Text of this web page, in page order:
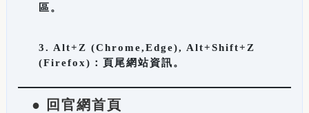
區。
3. Alt+Z (Chrome,Edge), Alt+Shift+Z
(Firefox)：頁尾網站資訊。
● 回官網首頁